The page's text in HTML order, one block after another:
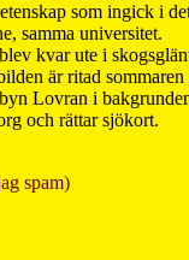
som ingick i
samma universitet.
kvar ute i
är ritad
Lovran i
och rättar sjökort.
spam)